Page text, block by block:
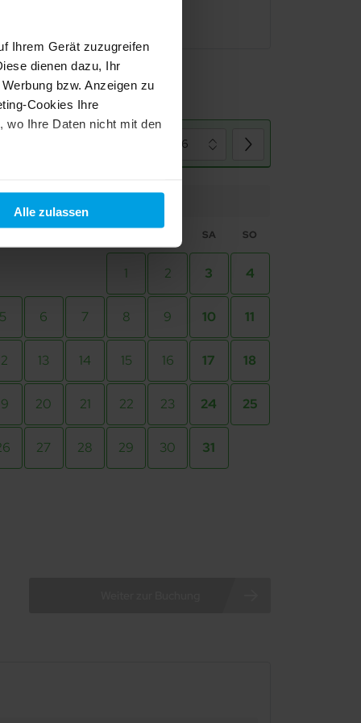
Ihrem Gerät zuzugreifen
dienen dazu, Ihr
bzw. Anzeigen zu
Cookies Ihre
wo Ihre Daten nicht mit den
Alle zulassen
August 2026
SA SO
1 2 3 4
6 7 8 9 10 11
13 14 15 16 17 18
20 21 22 23 24 25
27 28 29 30 31